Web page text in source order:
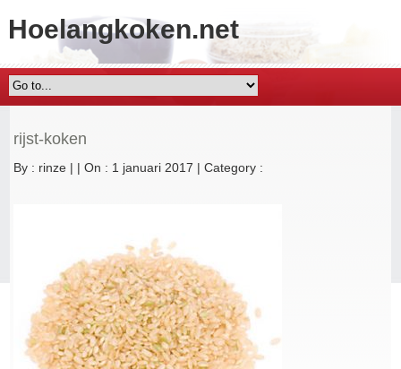
Hoelangkoken.net
rijst-koken
By : rinze | | On : 1 januari 2017 | Category :